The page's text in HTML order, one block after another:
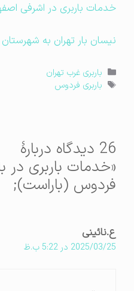
خدمات باربری در اشرفی اصفهانی
نیسان بار تهران به شهرستان
دسته‌ها
باربری غرب تهران
برچسب‌ها
باربری فردوس
26 دیدگاه دربارهٔ
«خدمات باربری در بلوار
فردوس (باراست);
ع.نائینی
2025/03/25 در 5:22 ب.ظ